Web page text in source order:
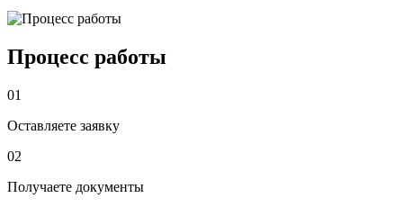
Процесс работы
01
Оставляете заявку
02
Получаете документы